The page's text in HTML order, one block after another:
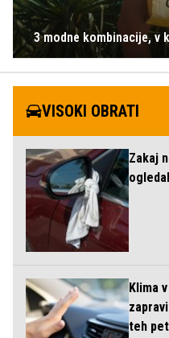
3 modne kombinacije, v
VISOKI OBRATI
Zakaj
Klima
teh